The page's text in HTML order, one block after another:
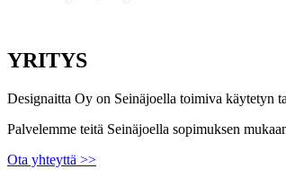
YRITYS
Designaitta Oy on Seinäjoella toimiva käytetyn
Palvelemme teitä Seinäjoella sopimuksen
Ota yhteyttä >>